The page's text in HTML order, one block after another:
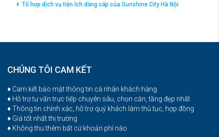
Tổ hợp dịch vụ tiện ích đắng cấp của Sunshine City Hà Nội
CHÚNG TÔI CAM KẾT
♦ Cam kết bảo mật thông tin cá nhân khách hàng
♦ Hỗ trợ tư vấn trực tiếp chuyên sâu, chọn căn, tầng đẹp nhất
♦ Thông tin chính xác, hỗ trợ quý khách làm thủ tục, hợp đồng
♦ Giá tốt nhất thị trường
♦ Không thu thêm bất cứ khoản phí nào